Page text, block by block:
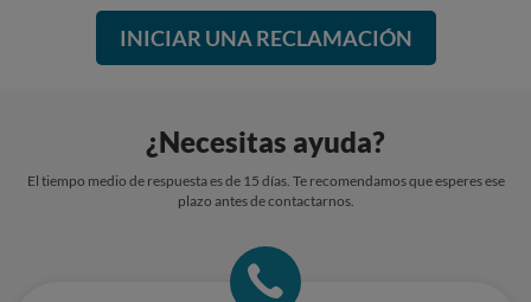
INICIAR UNA RECLAMACIÓN
¿Necesitas ayuda?
El tiempo medio de respuesta es de 15 días. Te recomendamos que esperes ese
plazo antes de contactarnos.